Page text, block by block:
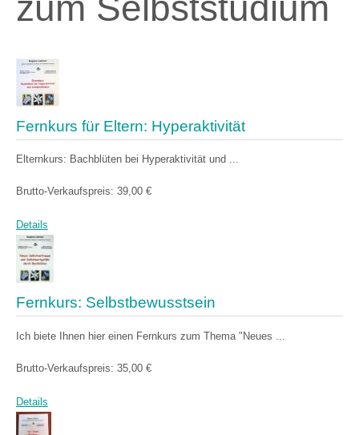
Fernkurs für Eltern: Hyperaktivität
Elternkurs: Bachblüten bei Hyperaktivität und ...
Brutto-Verkaufspreis: 39,00 €
Details
Fernkurs: Selbstbewusstsein
Ich biete Ihnen hier einen Fernkurs zum Thema "Neues ...
Brutto-Verkaufspreis: 35,00 €
Details